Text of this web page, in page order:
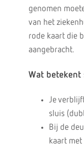
genomen
van het
rode kaart die
aangebracht.
Wat betekent
Je
sluis
Bij de
kaart